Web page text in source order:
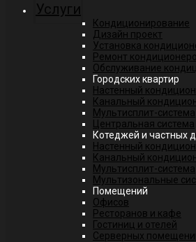
Услуги
Кондиционирование
Дизайн проект
Установка
Ремонт
Обслуживание
Городских квартир
Настенный
Канальный
Мультисплит-система
Центральная система
Котеджей и частных
Настенный
Канальный
Мультисплит-система
Мультизональные
Помещений
Офисов
Ресторанов и кафе
Гостиниц и отелей
Серверных